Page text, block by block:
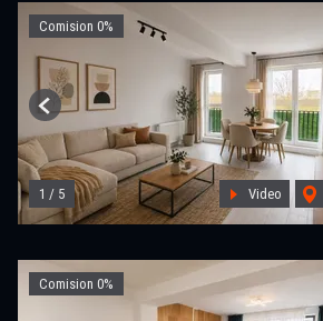
Comision 0%
1 / 5 Video
Previous
Comision 0%